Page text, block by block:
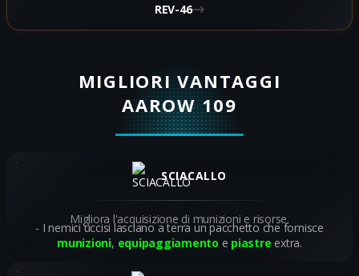
REV-46
MIGLIORI VANTAGGI
AAROW 109
SCIACALLO
Migliora l'acquisizione di munizioni e risorse.
I nemici uccisi lasciano a terra un pacchetto che fornisce
munizioni, equipaggiamento e piastre extra.